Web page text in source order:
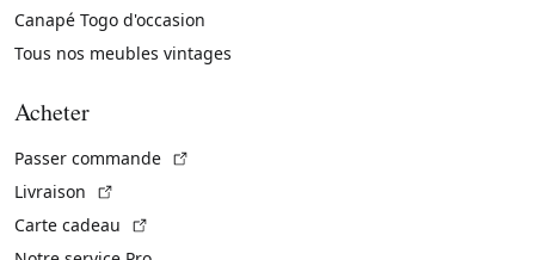
Canapé Togo d'occasion
Tous nos meubles vintages
Acheter
Passer commande
Livraison
Carte cadeau